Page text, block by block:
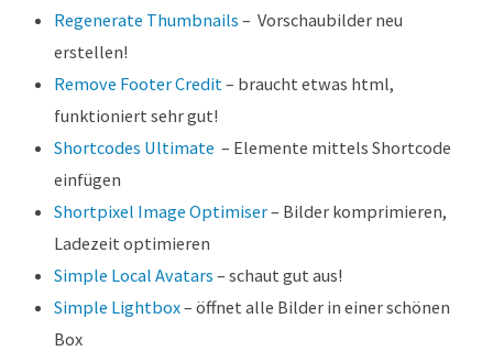
Regenerate Thumbnails – Vorschaubilder neu
erstellen!
Remove Footer Credit – braucht etwas html,
funktioniert sehr gut!
Shortcodes Ultimate – Elemente mittels Shortcode
einfügen
Shortpixel Image Optimiser– Bilder komprimieren,
Ladezeit optimieren
Simple Local Avatars – schaut gut aus!
Simple Lightbox– öffnet alle Bilder in einer schönen
Box